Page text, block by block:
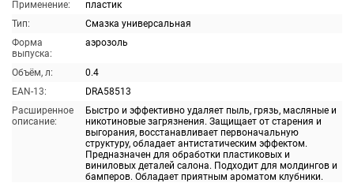
Применение:
пластик
Тип:
Смазка универсальная
Форма
выпуска:
аэрозоль
Объём, л:
0.4
EAN-13:
DRA58513
Расширенное
описание:
Быстро и эффективно удаляет пыль, грязь, масляные и
никотиновые загрязнения. Защищает от старения и
выгорания, восстанавливает первоначальную
структуру, обладает антистатическим эффектом.
Предназначен для обработки пластиковых и
виниловых деталей салона. Подходит для молдингов и
бамперов. Обладает приятным ароматом клубники.